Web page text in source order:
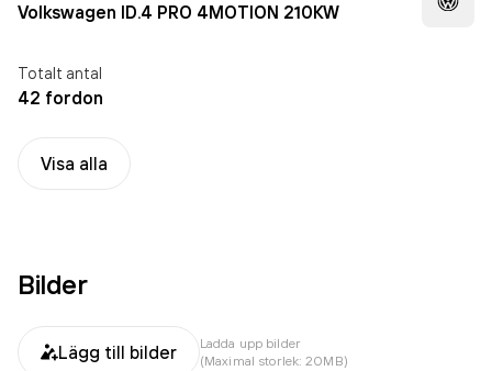
Volkswagen ID.4 PRO 4MOTION 210KW
Totalt antal
42 fordon
Visa alla
Bilder
Lägg till bilder
Ladda upp bilder
(Maximal storlek: 20MB)